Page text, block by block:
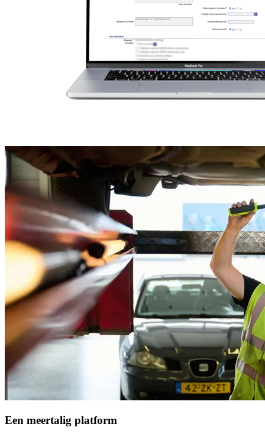
Een meertalig platform